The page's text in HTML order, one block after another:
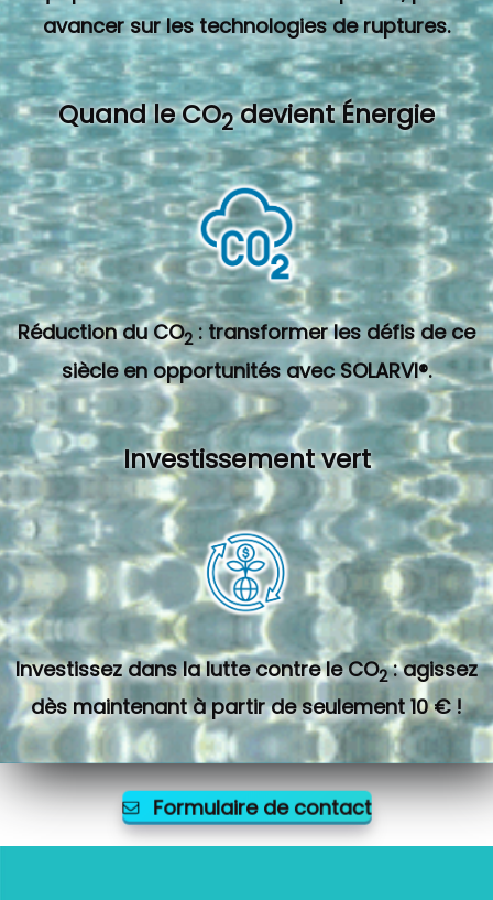
avancer sur les technologies de ruptures.
Quand le CO2devient Énergie
Réduction du CO2 : transformer les défis de ce
siècle en opportunités avec SOLARVI®.
Investissement vert
Investissez dans la lutte contre le CO2 : agissez
dès maintenant à partir de seulement 10 € !
Formulaire de contact